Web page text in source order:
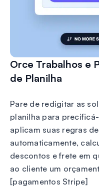
Orce Trabalhos e
de Planilha
Pare de redigitar as
planilha para
aplicam suas regras
automaticamente,
descontos e frete em
ao cliente um
[pagamentos Stripe]